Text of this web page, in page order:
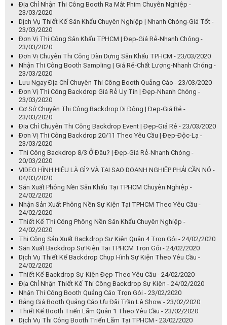
Địa Chỉ Nhận Thi Công Booth Ra Mắt Phim Chuyên Nghiệp -
23/03/2020
Dịch Vụ Thiết Kế Sân Khấu Chuyên Nghiệp | Nhanh Chóng-Giá Tốt -
23/03/2020
Đơn Vị Thi Công Sân Khấu TPHCM | Đẹp-Giá Rẻ-Nhanh Chóng -
23/03/2020
Đơn Vị Chuyên Thi Công Dàn Dựng Sân Khấu TPHCM - 23/03/2020
Nhận Thi Công Booth Sampling | Giá Rẻ-Chất Lượng-Nhanh Chóng -
23/03/2020
Lưu Ngay Địa Chỉ Chuyên Thi Công Booth Quảng Cáo - 23/03/2020
Đơn Vị Thi Công Backdrop Giá Rẻ Uy Tín | Đẹp-Nhanh Chóng -
23/03/2020
Cơ Sở Chuyên Thi Công Backdrop Di Động | Đẹp-Giá Rẻ -
23/03/2020
Địa Chỉ Chuyên Thi Công Backdrop Event | Đẹp-Giá Rẻ - 23/03/2020
Đơn Vị Thi Công Backdrop 20/11 Theo Yêu Cầu | Đẹp-Độc-Lạ -
23/03/2020
Thi Công Backdrop 8/3 Ở Đâu? | Đẹp-Giá Rẻ-Nhanh Chóng -
20/03/2020
VIDEO HÌNH HIỆU LÀ GÌ? VÀ TẠI SAO DOANH NGHIỆP PHẢI CẦN NÓ -
04/03/2020
Sản Xuất Phông Nền Sân Khấu Tại TPHCM Chuyên Nghiệp -
24/02/2020
Nhận Sản Xuất Phông Nền Sự Kiện Tại TPHCM Theo Yêu Cầu -
24/02/2020
Thiết Kế Thi Công Phông Nền Sân Khấu Chuyên Nghiệp -
24/02/2020
Thi Công Sản Xuất Backdrop Sự Kiện Quận 4 Trọn Gói - 24/02/2020
Sản Xuất Backdrop Sự Kiện Tại TPHCM Trọn Gói - 24/02/2020
Dịch Vụ Thiết Kế Backdrop Chụp Hình Sự Kiện Theo Yêu Cầu -
24/02/2020
Thiết Kế Backdrop Sự Kiện Đẹp Theo Yêu Cầu - 24/02/2020
Địa Chỉ Nhận Thiết Kế Thi Công Backdrop Sự Kiện - 24/02/2020
Nhận Thi Công Booth Quảng Cáo Trọn Gói - 23/02/2020
Bảng Giá Booth Quảng Cáo Ưu Đãi Trần Lê Show - 23/02/2020
Thiết Kế Booth Triển Lãm Quận 1 Theo Yêu Cầu - 23/02/2020
Dịch Vụ Thi Công Booth Triển Lãm Tại TPHCM - 23/02/2020